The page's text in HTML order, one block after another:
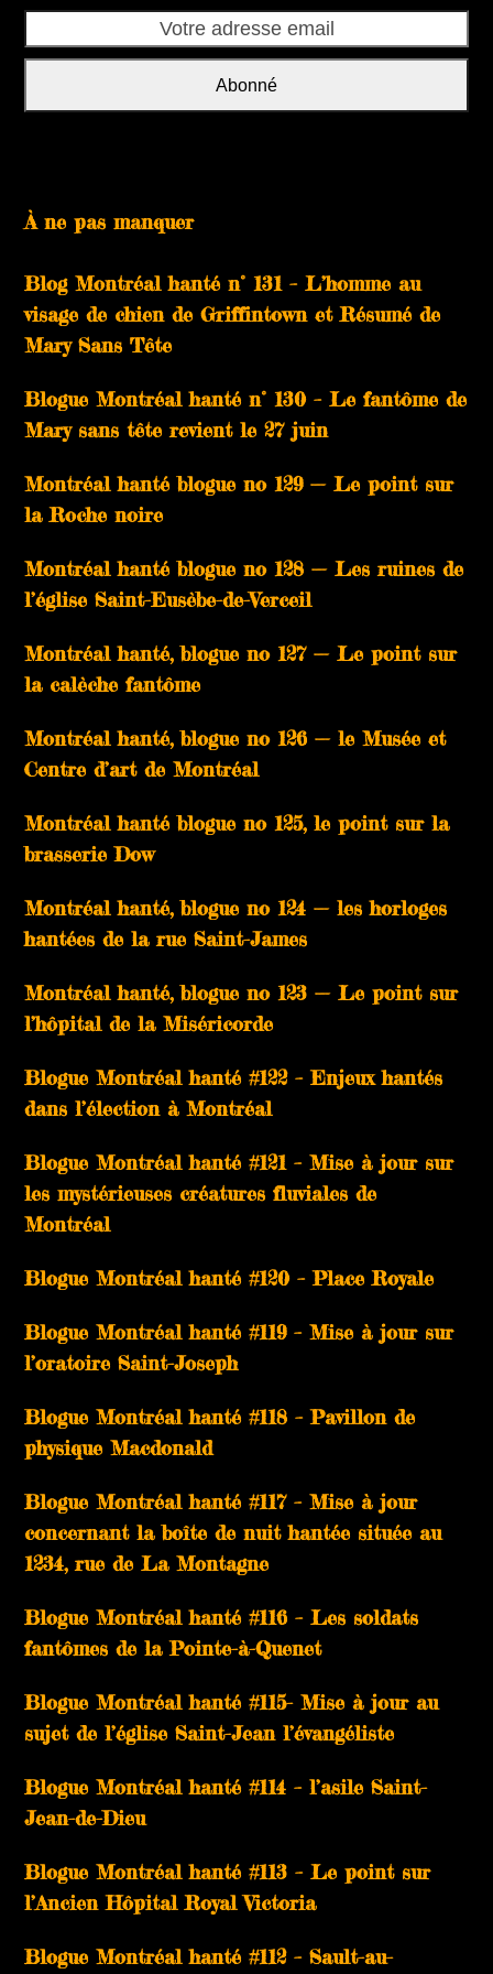
adresse
Abonné
À ne pas manquer
Blog Montréal hanté n° 131 – L’homme au
visage de chien de Griffintown et Résumé de
Mary Sans Tête
Blogue Montréal hanté n° 130 – Le fantôme de
Mary sans tête revient le 27 juin
Montréal hanté blogue no 129 — Le point sur
la Roche noire
Montréal hanté blogue no 128 — Les ruines de
l’église Saint-Eusèbe-de-Verceil
Montréal hanté, blogue no 127 — Le point sur
la calèche fantôme
Montréal hanté, blogue no 126 — le Musée et
Centre d’art de Montréal
Montréal hanté blogue no 125, le point sur la
brasserie Dow
Montréal hanté, blogue no 124 — les horloges
hantées de la rue Saint-James
Montréal hanté, blogue no 123 — Le point sur
l’hôpital de la Miséricorde
Blogue Montréal hanté #122 – Enjeux hantés
dans l’élection à Montréal
Blogue Montréal hanté #121 – Mise à jour sur
les mystérieuses créatures fluviales de
Montréal
Blogue Montréal hanté #120 – Place Royale
Blogue Montréal hanté #119 – Mise à jour sur
l’oratoire Saint-Joseph
Blogue Montréal hanté #118 – Pavillon de
physique Macdonald
Blogue Montréal hanté #117 – Mise à jour
concernant la boîte de nuit hantée située au
1234, rue de La Montagne
Blogue Montréal hanté #116 – Les soldats
fantômes de la Pointe-à-Quenet
Blogue Montréal hanté #115- Mise à jour au
sujet de l’église Saint-Jean l’évangéliste
Blogue Montréal hanté #114 – l’asile Saint-
Jean-de-Dieu
Blogue Montréal hanté #113 – Le point sur
l’Ancien Hôpital Royal Victoria
Blogue Montréal hanté #112 – Sault-au-